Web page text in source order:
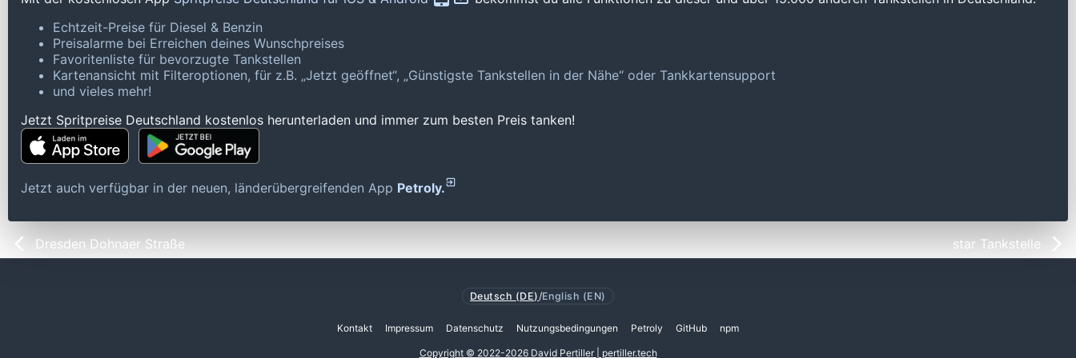
Echtzeit-Preise für Diesel & Benzin
Preisalarme bei Erreichen deines Wunschpreises
Favoritenliste für bevorzugte Tankstellen
Kartenansicht mit Filteroptionen, für z.B. „Jetzt geöffnet“, „Günstigste Tankstellen in der Nähe“ oder Tankkartensupport
und vieles mehr!
Jetzt Spritpreise Deutschland kostenlos herunterladen und immer zum besten Preis tanken!
Jetzt auch verfügbar in der neuen, länderübergreifenden App Petroly.
Dresden Dohnaer Straße star Tankstelle
Deutsch (DE) /English (EN)
Kontakt Impressum Datenschutz Nutzungsbedingungen Petroly GitHub npm
Copyright © 2022-2026 David Pertiller | pertiller.tech